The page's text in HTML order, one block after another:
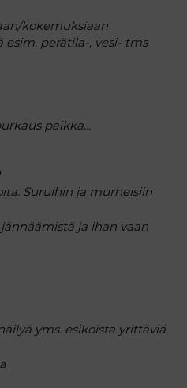
kokemuksiaan
esim. perätila-, vesi- tms
paikka...
Suruihin ja murheisiin
ja ihan vaan
yms. esikoista yrittäviä